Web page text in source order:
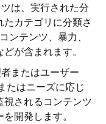
は、実行された分
カテゴリに分類さ
ンテンツ、暴力、
が含まれます。
またはユーザー
たはニーズに応じ
されるコンテンツ
開発します。